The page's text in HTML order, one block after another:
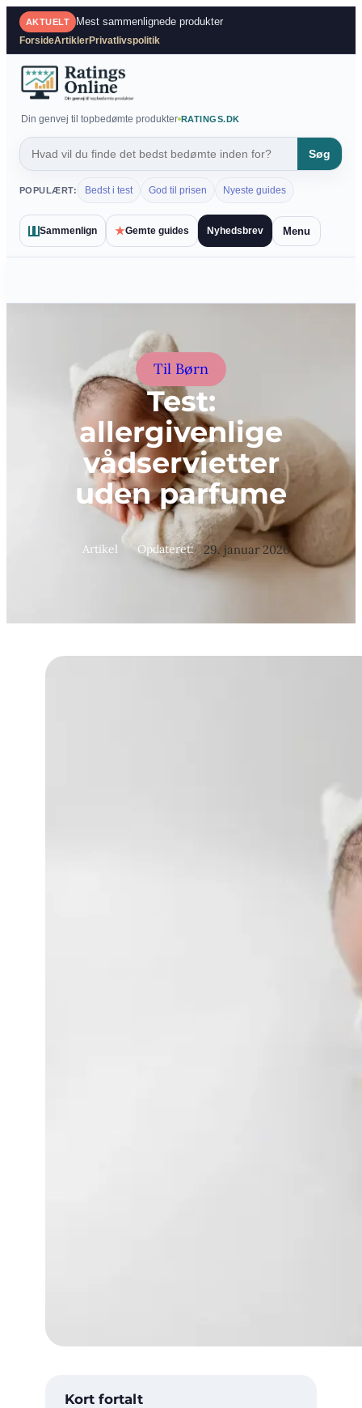
Spring
indhold
AKTUELT Mest sammenlignede produkter
ForsideArtiklerPrivatlivspolitik
Din genvej til topbedømte produkter RATINGS.DK
Søg
POPULÆRT: Bedst i test God til prisen Nyeste guides
Sammenlign ★Gemte guides Nyhedsbrev Menu
Til Børn
Test:
allergivenlige
vådservietter
uden parfume
Artikel Opdateret: 29. januar 2026
Kort fortalt